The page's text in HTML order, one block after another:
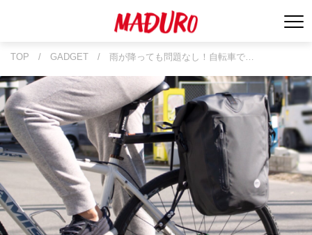
TOP / GADGET / 雨が降っても問題なし！自転車で…